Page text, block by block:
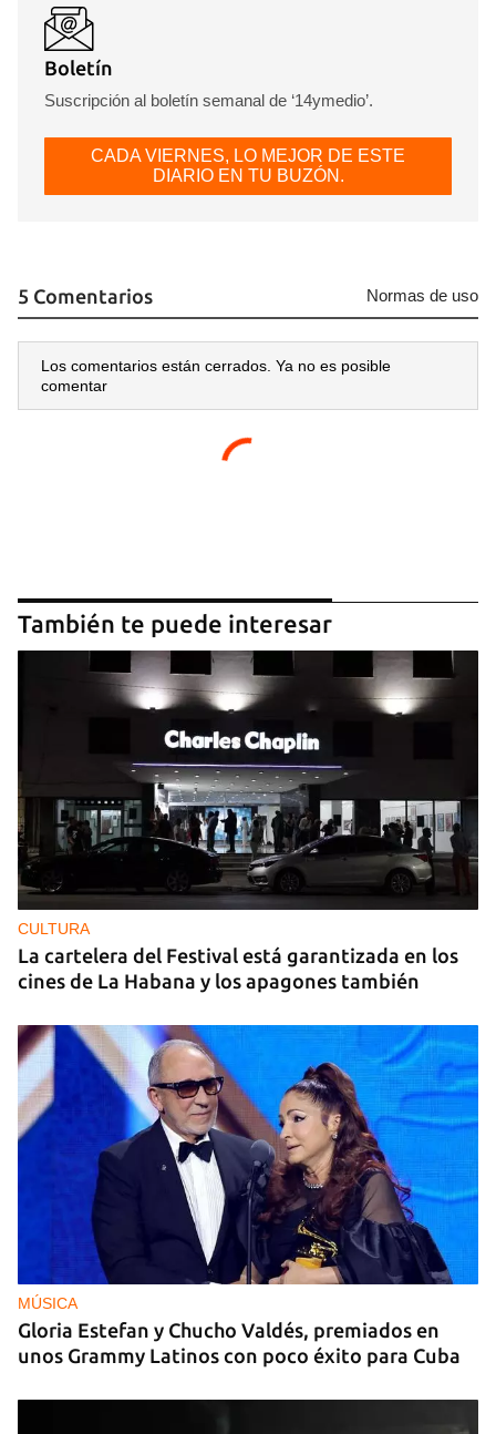
Guardar como favorito
Para poder guardar como favorito, primero has de
iniciar sesión con tu cuenta de 14ymedio.
INICIAR SESIÓN CANCELAR
Boletín
Suscripción al boletín semanal de ‘14ymedio’.
CADA VIERNES, LO MEJOR DE ESTE
DIARIO EN TU BUZÓN.
5 Comentarios Normas de uso
Los comentarios están cerrados. Ya no es posible
comentar
También te puede interesar
CULTURA
La cartelera del Festival está garantizada en los
cines de La Habana y los apagones también
MÚSICA
Gloria Estefan y Chucho Valdés, premiados en
unos Grammy Latinos con poco éxito para Cuba